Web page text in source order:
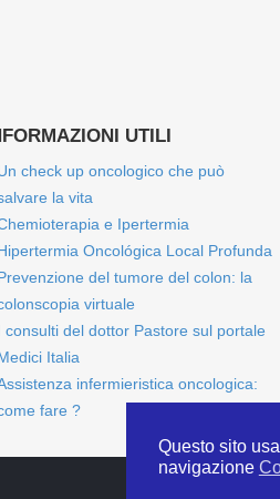
Questo sito
navigazione
UTILI
check up oncologico che può
la vita
e Ipertermia
Oncológica Local Profunda
del tumore del colon: la
virtuale
consulti del dottor Pastore sul portale
Italia
infermieristica oncologica:
fare ?